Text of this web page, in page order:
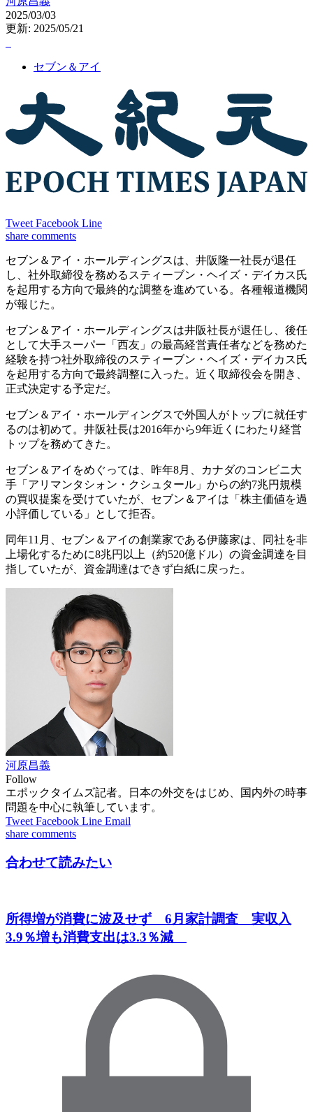
2025/03/03
更新: 2025/05/21
セブン＆アイ
Tweet Facebook Line
share comments
セブン＆アイ・ホールディングスは、井阪隆一社長が退任
し、社外取締役を務めるスティーブン・ヘイズ・デイカス氏
を起用する方向で最終的な調整を進めている。各種報道機関
が報じた。
セブン＆アイ・ホールディングスは井阪社長が退任し、後任
として大手スーパー「西友」の最高経営責任者などを務めた
経験を持つ社外取締役のスティーブン・ヘイズ・デイカス氏
を起用する方向で最終調整に入った。近く取締役会を開き、
正式決定する予定だ。
セブン＆アイ・ホールディングスで外国人がトップに就任す
るのは初めて。井阪社長は2016年から9年近くにわたり経営
トップを務めてきた。
セブン＆アイをめぐっては、昨年8月、カナダのコンビニ大
手「アリマンタシォン・クシュタール」からの約7兆円規模
の買収提案を受けていたが、セブン＆アイは「株主価値を過
小評価している」として拒否。
同年11月、セブン＆アイの創業家である伊藤家は、同社を非
上場化するために8兆円以上（約520億ドル）の資金調達を目
指していたが、資金調達はできず白紙に戻った。
河原昌義
Follow
エポックタイムズ記者。日本の外交をはじめ、国内外の時事
問題を中心に執筆しています。
Tweet Facebook Line Email
share comments
合わせて読みたい
所得増が消費に波及せず 6月家計調査 実収入
3.9％増も消費支出は3.3％減